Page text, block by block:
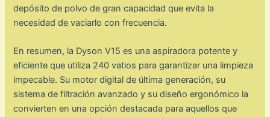
depósito de polvo de gran capacidad que evita la
necesidad de vaciarlo con frecuencia.
En resumen, la Dyson V15 es una aspiradora potente y
eficiente que utiliza 240 vatios para garantizar una limpieza
impecable. Su motor digital de última generación, su
sistema de filtración avanzado y su diseño ergonómico la
convierten en una opción destacada para aquellos que